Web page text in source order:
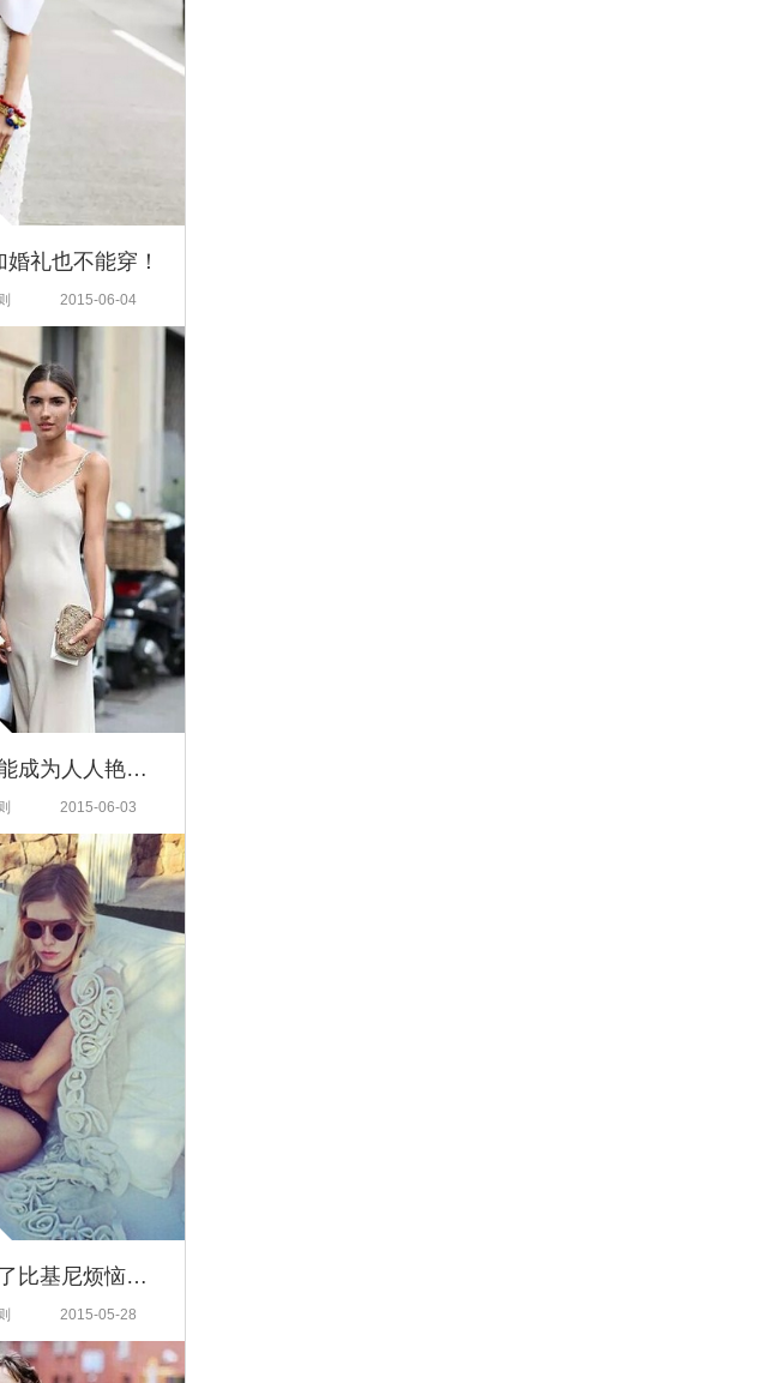
礼也不能穿！
2015-06-04
情侣装要这么穿，才能成为人人艳羡的时髦cp！
2015-06-03
还在为身材不好穿不了比基尼烦恼？藏肉又性感的连体泳衣来拯救你！
2015-05-28